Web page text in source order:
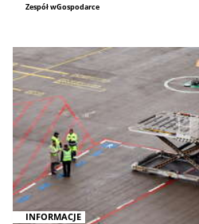
Zespół wGospodarce
INFORMACJE